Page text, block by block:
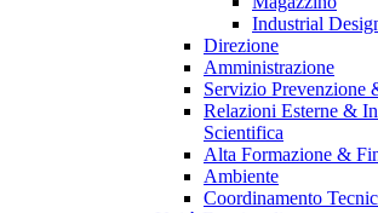
Industrial
Direzione
Amministrazione
Servizio Prevenzione
Relazioni Esterne &
Scientifica
Alta Formazione &
Ambiente
Coordinamento